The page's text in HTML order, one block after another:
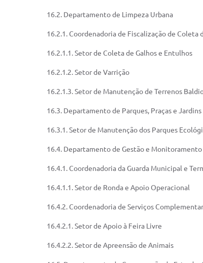
16.2. Departamento de Limpeza Urbana
16.2.1. Coordenadoria de Fiscalização de Coleta
16.2.1.1. Setor de Coleta de Galhos e Entulhos
16.2.1.2. Setor de Varrição
16.2.1.3. Setor de Manutenção de Terrenos
16.3. Departamento de Parques, Praças e Jardins
16.3.1. Setor de Manutenção dos Parques
16.4. Departamento de Gestão e Monitoramento
16.4.1. Coordenadoria da Guarda Municipal e
16.4.1.1. Setor de Ronda e Apoio Operacional
16.4.2. Coordenadoria de Serviços
16.4.2.1. Setor de Apoio à Feira Livre
16.4.2.2. Setor de Apreensão de Animais